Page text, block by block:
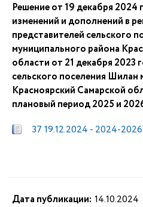
Решение от 19 декабря
изменений и дополнений в
представителей сельского
муниципального района
области от 21 декабря
сельского поселения Шилан
Красноярский Самарской
плановый период 2025 и
37 19.12.2024 - 2024-
Дата публикации: 14.10.2024